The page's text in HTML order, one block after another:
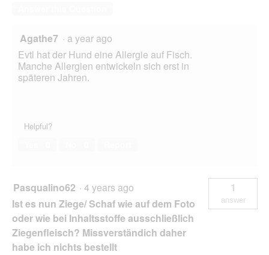
Agathe7 · a year ago
Evtl hat der Hund eine Allergie auf Fisch.
Manche Allergien entwickeln sich erst in
späteren Jahren.
Helpful?
Pasqualino62 · 4 years ago
Ist es nun Ziege/ Schaf wie auf dem Foto
oder wie bei Inhaltsstoffe ausschließlich
Ziegenfleisch? Missverständich daher
habe ich nichts bestellt
1
answer